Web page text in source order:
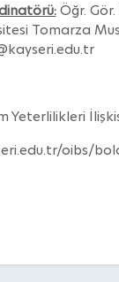
Öğr.
Tomarza
Yeterlilikleri
oibs/